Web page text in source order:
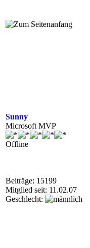
Sunny
Microsoft MVP
Offline
Beiträge: 15199
Mitglied seit: 11.02.07
Geschlecht: